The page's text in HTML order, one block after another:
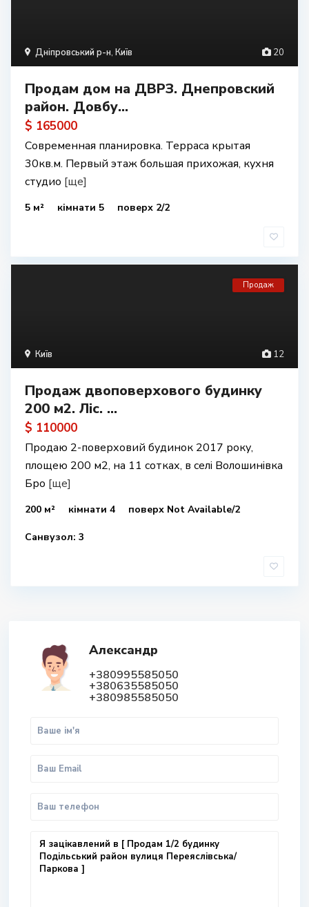
20
Дніпровський р-н, Київ
Продам дом на ДВРЗ. Днепровский
район. Довбу...
$ 165000
Современная планировка. Терраса крытая
30кв.м. Первый этаж большая прихожая, кухня
студио [ще]
5 м² кімнати 5 поверх 2/2
12
Київ
Продаж
Продаж двоповерхового будинку
200 м2. Ліс. ...
$ 110000
Продаю 2-поверховий будинок 2017 року,
площею 200 м2, на 11 сотках, в селі Волошинівка
Бро [ще]
200 м² кімнати 4 поверх Not Available/2
Санвузол: 3
Александр
+380995585050
+380635585050
+380985585050